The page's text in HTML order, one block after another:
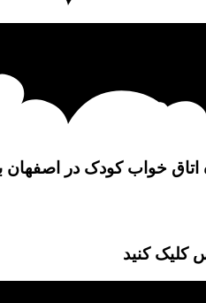
خواب کودک در اصفهان
کنید